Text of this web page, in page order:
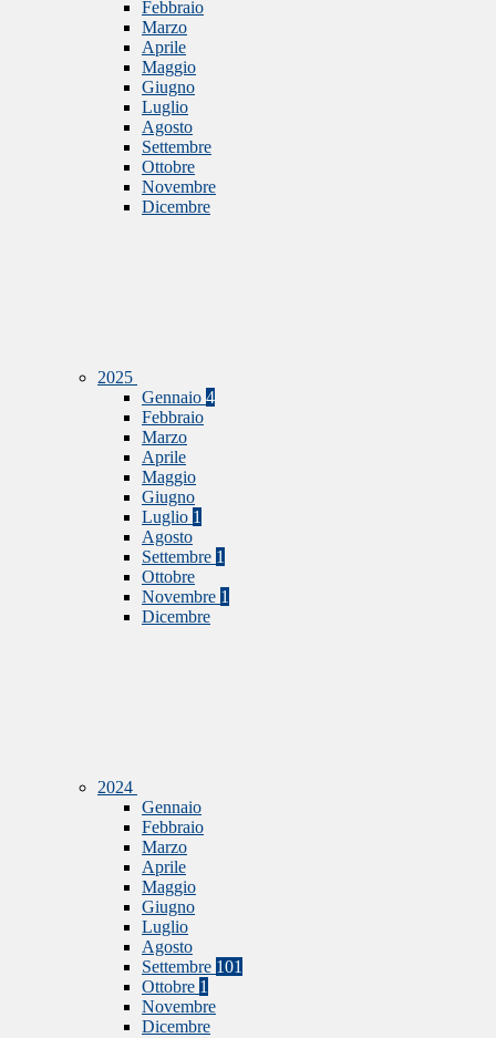
Febbraio
Marzo
Aprile
Maggio
Giugno
Luglio
Agosto
Settembre
Ottobre
Novembre
Dicembre
2025
Gennaio 4
Febbraio
Marzo
Aprile
Maggio
Giugno
Luglio 1
Agosto
Settembre 1
Ottobre
Novembre 1
Dicembre
2024
Gennaio
Febbraio
Marzo
Aprile
Maggio
Giugno
Luglio
Agosto
Settembre 101
Ottobre 1
Novembre
Dicembre